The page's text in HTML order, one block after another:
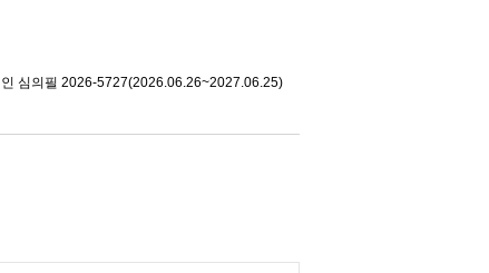
심의필 2026-5727(2026.06.26~2027.06.25)